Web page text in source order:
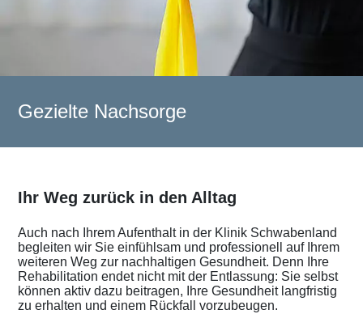
Gezielte Nachsorge
Ihr Weg zurück in den Alltag
Auch nach Ihrem Aufenthalt in der Klinik Schwabenland
begleiten wir Sie einfühlsam und professionell auf Ihrem
weiteren Weg zur nachhaltigen Gesundheit. Denn Ihre
Rehabilitation endet nicht mit der Entlassung: Sie selbst
können aktiv dazu beitragen, Ihre Gesundheit langfristig
zu erhalten und einem Rückfall vorzubeugen.